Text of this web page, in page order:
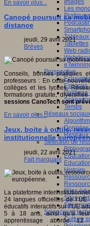
Images
Les
Tablettes
Web
Prospective
Espaces
Politique
Temps
Réseaux
Données
Réseaux
Sélection de
Histoire
Sites
Sites
Sites
Sciences et
Culture
En savoir plus...
Canopé poursuit sa
distance
jeudi, 29 avril 2021
Brèves
Conseils, bonnes pratiques
professeurs : En cette
collèges et les lycées,
formations gratuite,
sessions CanoTech sont
En savoir plus...
Jeux, boite à outils,
institutionnelle
jeudi, 22 avril 2021
Fait marquant
La plateforme
24 langues officielles de
éducatifs interactifs sur l’UE
5 à 18 ans, ainsi qu’à
apprentissage aborde 12